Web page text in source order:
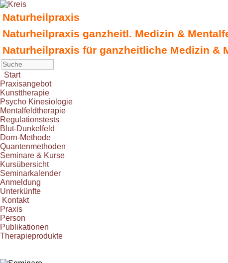
Naturheilpraxis
Naturheilpraxis ganzheitl. Medizin &
Naturheilpraxis für ganzheitliche Medizin &
Start
Praxisangebot
Kunsttherapie
Psycho Kinesiologie
Mentalfeldtherapie
Regulationstests
Blut-Dunkelfeld
Dorn-Methode
Quantenmethoden
Seminare & Kurse
Kursübersicht
Seminarkalender
Anmeldung
Unterkünfte
Kontakt
Praxis
Person
Publikationen
Therapieprodukte